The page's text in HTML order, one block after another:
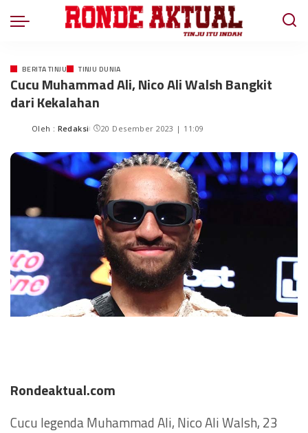
BERITA TINJU TINJU DUNIA
Cucu Muhammad Ali, Nico Ali Walsh Bangkit
dari Kekalahan
Oleh : Redaksi 20 Desember 2023 | 11:09
Rondeaktual.com
Cucu legenda Muhammad Ali, Nico Ali Walsh, 23